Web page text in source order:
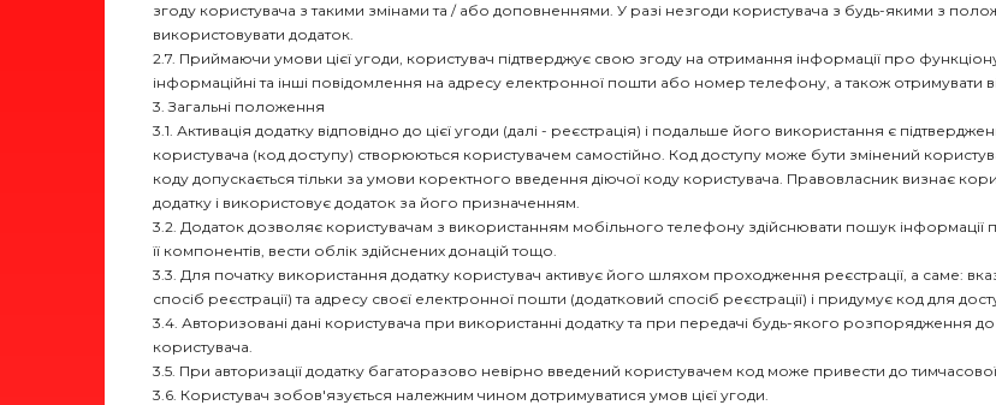
згоду користувача з такими змінами та / або доповненнями. У разі незгоди користувача з будь-якими з
використовувати додаток.
2.7. Приймаючи умови цієї угоди, користувач підтверджує свою згоду на отримання інформації про
інформаційні та інші повідомлення на адресу електронної пошти або номер телефону, а також отримувати
3. Загальні положення
3.1. Активація додатку відповідно до цієї угоди (далі - реєстрація) і подальше його використання є
користувача (код доступу) створюються користувачем самостійно. Код доступу може бути змінений
коду допускається тільки за умови коректного введення діючої коду користувача. Правовласник визнає
додатку і використовує додаток за його призначенням.
3.2. Додаток дозволяє користувачам з використанням мобільного телефону здійснювати пошук
її компонентів, вести облік здійснених донацій тощо.
3.3. Для початку використання додатку користувач активує його шляхом проходження реєстрації, а саме:
спосіб реєстрації) та адресу своєї електронної пошти (додатковий спосіб реєстрації) і придумує код для
3.4. Авторизовані дані користувача при використанні додатку та при передачі будь-якого розпорядження
користувача.
3.5. При авторизації додатку багаторазово невірно введений користувачем код може привести до
3.6. Користувач зобов'язується належним чином дотримуватися умов цієї угоди.